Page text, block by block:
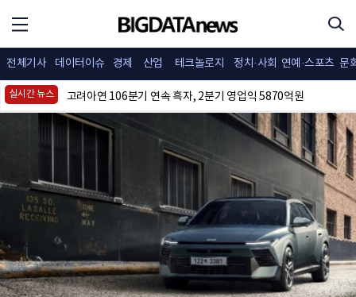
전체기사 데이터이슈 경제 산업 테크놀로지 정치·사회 연예·스포츠 문
실시간 뉴스
KCC, 2분기 영업익 감소에도 순익 2.8조원 ‘껑충’
2분기 적자폭 키운 카카오게임즈..."신작 힘입어 내년 흑자 전망"
고려아연 106분기 연속 흑자, 2분기 영업익 5870억원
SK텔레콤, AI 데이터센터 힘입어 2분기 성장…5GW 인프라 구축 시동
넷마블, 2분기 영업익 801억원…해외 매출 확대에 외형 성장
네카오 실적 발표 초읽기... 실적 호조 전망에도 시장 관심은 'AI'
현대차 ‘디 올 뉴 아반떼’ 계약 개시…아반떼 소비자 관심도·호감도 모두 급등
영풍·MBK "최윤범 고려아연 이사, 주주권 탄압" 규탄